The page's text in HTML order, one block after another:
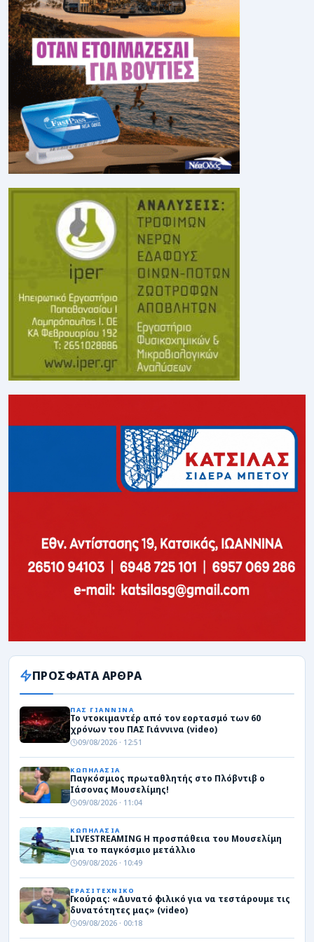
ΠΡΟΣΦΑΤΑ ΑΡΘΡΑ
ΠΑΣ ΓΙΑΝΝΙΝΑ
Το ντοκιμαντέρ από τον εορτασμό των 60
χρόνων του ΠΑΣ Γιάννινα (video)
09/08/2026 · 12:51
ΚΩΠΗΛΑΣΙΑ
Παγκόσμιος πρωταθλητής στο Πλόβντιβ ο
Ιάσονας Μουσελίμης!
09/08/2026 · 11:04
ΚΩΠΗΛΑΣΙΑ
LIVESTREAMING Η προσπάθεια του Μουσελίμη
για το παγκόσμιο μετάλλιο
09/08/2026 · 10:49
ΕΡΑΣΙΤΕΧΝΙΚΟ
Γκούρας: «Δυνατό φιλικό για να τεστάρουμε τις
δυνατότητες μας» (video)
09/08/2026 · 00:18